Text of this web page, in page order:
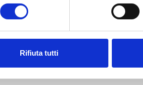
Rifiuta tutti